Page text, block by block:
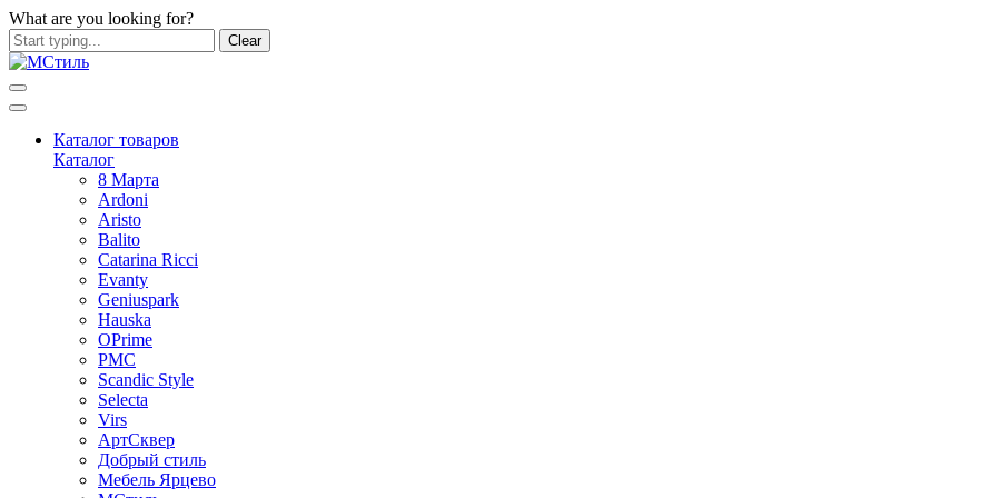
What are you looking for?
Clear
Каталог товаров
Каталог
8 Марта
Ardoni
Aristo
Balito
Catarina Ricci
Evanty
Geniuspark
Hauska
OPrime
PMC
Scandic Style
Selecta
Virs
АртСквер
Добрый стиль
Мебель Ярцево